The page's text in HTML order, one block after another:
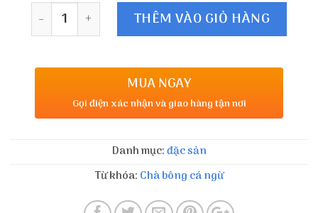
Số lượng THÊM VÀO GIỎ HÀNG
MUA NGAY
Gọi điện xác nhận và giao hàng tận nơi
Danh mục:đặc sản
Từ khóa: Chà bông cá ngừ